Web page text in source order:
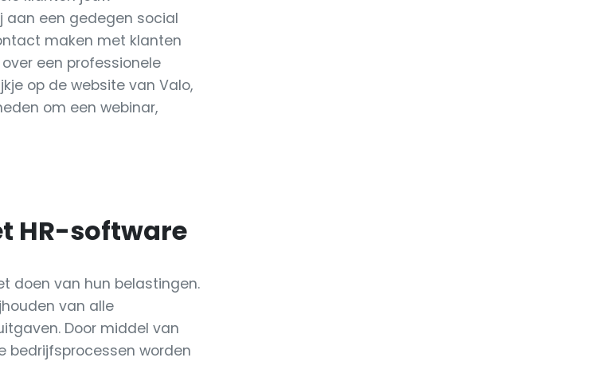
aan een gedegen social
maken met klanten
een professionele
op de website van Valo,
om een webinar,
HR-software
doen van hun belastingen.
van alle
Door middel van
bedrijfsprocessen worden